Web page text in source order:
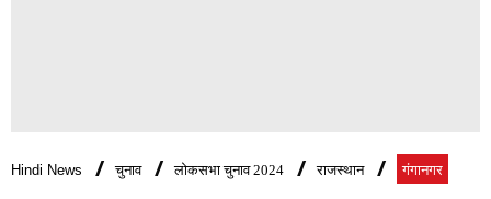
Hindi News चुनाव लोकसभा चुनाव 2024 राजस्थान गंगानगर